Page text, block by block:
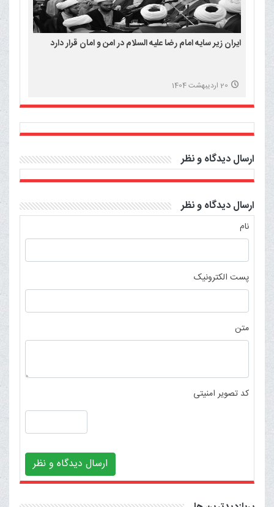
ایران زیر سایه امام رضا علیه السلام در امن و امان قرار دارد
20 اردیبهشت 1404
ارسال دیدگاه و نظر
ارسال دیدگاه و نظر
نام
پست الکترونیک
متن
کد تصویر امنیتی
ارسال دیدگاه و نظر